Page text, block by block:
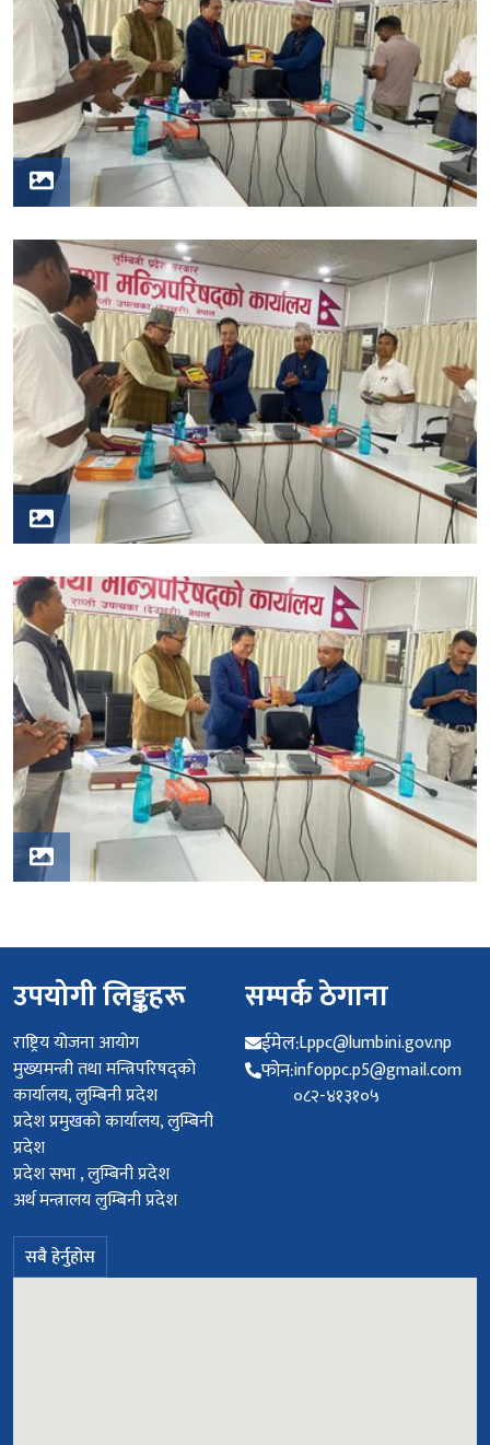
उपयोगी लिङ्कहरू
राष्ट्रिय योजना आयोग
मुख्यमन्त्री तथा मन्त्रिपरिषद्को
कार्यालय, लुम्बिनी प्रदेश
प्रदेश प्रमुखको कार्यालय, लुम्बिनी
प्रदेश
प्रदेश सभा , लुम्बिनी प्रदेश
अर्थ मन्त्रालय लुम्बिनी प्रदेश
सबै हेर्नुहोस
सम्पर्क ठेगाना
ईमेल:Lppc@lumbini.gov.np
फोन:infoppc.p5@gmail.com
०८२-४१३१०५